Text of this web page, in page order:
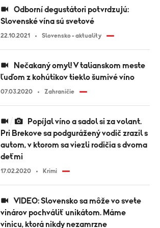
Slovenské vína sú svetové
22.10.2021 Slovensko - aktuality
ľuďom z kohútikov tieklo šumivé víno
07.03.2020 Zahraničie
Pri Brekove sa podgurážený vodič zrazil s
autom, v ktorom sa viezli rodičia s dvoma
deťmi
17.02.2020 Krimi
vinárov pochváliť unikátom. Máme
vinicu, ktorá nikdy nezamrzne